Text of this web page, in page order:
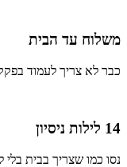
משלוח עד הבית
כבר לא צריך לעמוד
14 לילות ניסיון
נסו כמו שצריך בבית בלי